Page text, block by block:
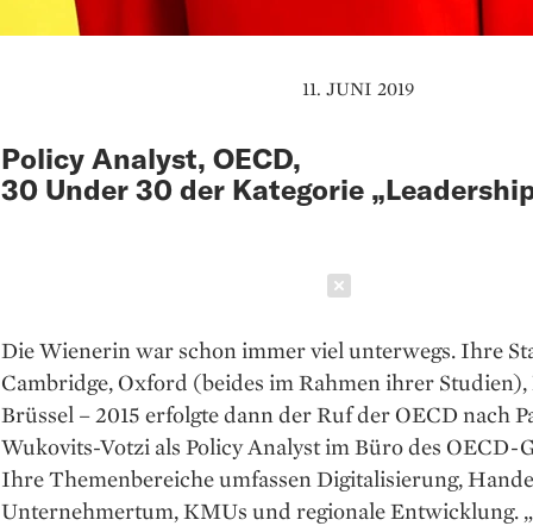
11. JUNI 2019
Policy Analyst, OECD,
30 Under 30 der Kategorie
Die Wienerin war schon immer viel unterwegs. Ihre
Cambridge, Oxford (beides im Rahmen ihrer
Brüssel – 2015 erfolgte dann der Ruf der OECD nach
Wukovits-Votzi als Policy Analyst im Büro des OECD-
Ihre Themenbereiche umfassen Digitalisierung,
Unternehmertum, KMUs und regionale Entwicklung.